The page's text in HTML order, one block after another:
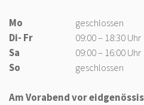
Mo
geschlossen
Di- Fr
09:00 – 18:30 Uhr
Sa
09:00 – 16:00 Uhr
So
geschlossen
Am Vorabend vor